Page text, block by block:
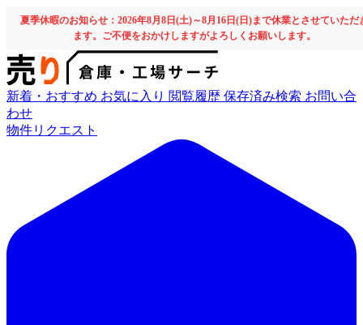
夏季休暇のお知らせ：2026年8月8日(土)～8月16日(日)まで休業とさせていただ
ます。ご不便をおかけしますがよろしくお願いします。
新着・おすすめ お気に入り 閲覧履歴 保存済み検索 お問い合
わせ
物件リクエスト